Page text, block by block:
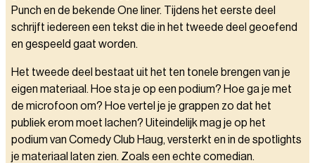
Punch en de bekende One liner. Tijdens het eerste deel
schrijft iedereen een tekst die in het tweede deel geoefend
en gespeeld gaat worden.
Het tweede deel bestaat uit het ten tonele brengen van je
eigen materiaal. Hoe sta je op een podium? Hoe ga je met
de microfoon om? Hoe vertel je je grappen zo dat het
publiek erom moet lachen? Uiteindelijk mag je op het
podium van Comedy Club Haug, versterkt en in de spotlights
je materiaal laten zien. Zoals een echte comedian.